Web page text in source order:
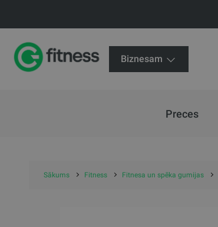
Biznesam
Preces
Sākums Fitness Fitnesa un spēka gumijas